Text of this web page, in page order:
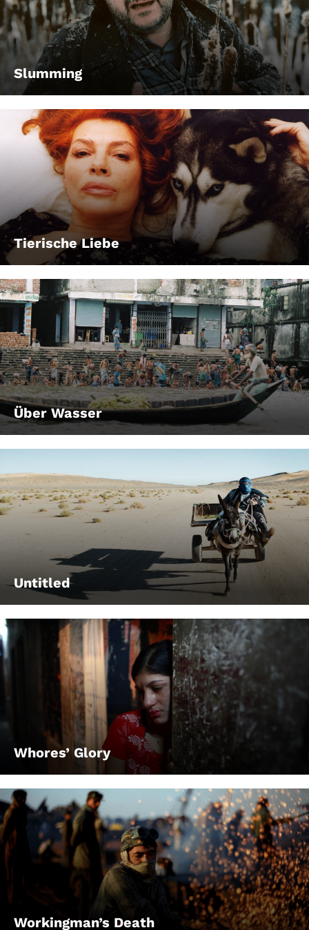
Slumming
Tierische Liebe
Über Wasser
Untitled
Whores’ Glory
Workingman’s Death